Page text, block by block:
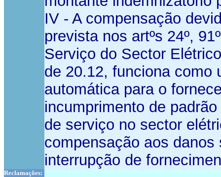
IV - A compensação
prevista nos artºs 24º,
Serviço do Sector
de 20.12, funciona como
automática para o
incumprimento de
de serviço no sector
compensação aos
interrupção de
Reclamações: